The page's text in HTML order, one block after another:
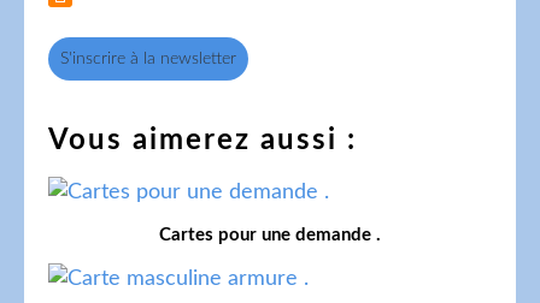
S'inscrire à la newsletter
Vous aimerez aussi :
Cartes pour une demande .